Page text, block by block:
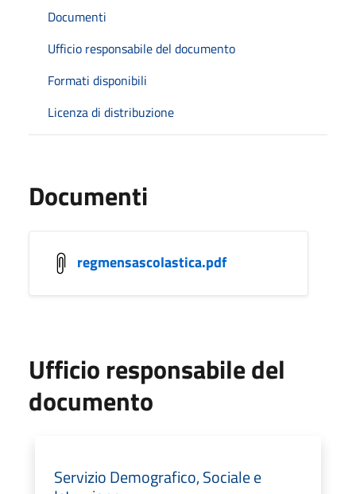
Documenti
Ufficio responsabile del documento
Formati disponibili
Licenza di distribuzione
Documenti
regmensascolastica.pdf
Ufficio responsabile del
documento
Servizio Demografico, Sociale e